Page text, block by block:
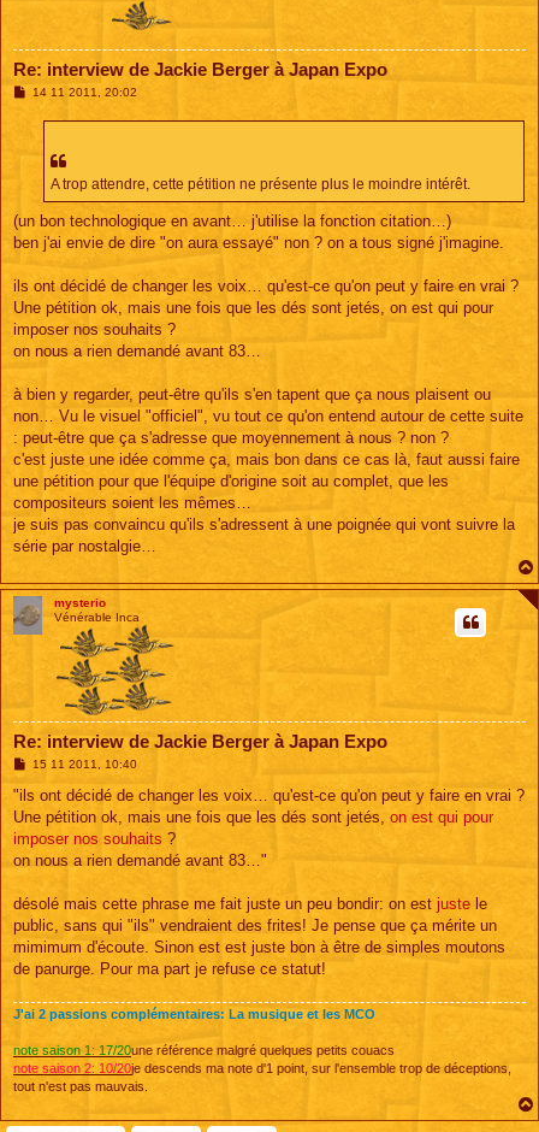
Re: interview de Jackie Berger à Japan Expo
M14 11 2011, 20:02
A trop attendre, cette pétition ne présente plus le moindre intérêt.
(un bon technologique en avant… j'utilise la fonction citation…)
ben j'ai envie de dire "on aura essayé" non ? on a tous signé j'imagine.
ils ont décidé de changer les voix… qu'est-ce qu'on peut y faire en vrai ?
Une pétition ok, mais une fois que les dés sont jetés, on est qui pour
imposer nos souhaits ?
on nous a rien demandé avant 83…
à bien y regarder, peut-être qu'ils s'en tapent que ça nous plaisent ou
non… Vu le visuel "officiel", vu tout ce qu'on entend autour de cette suite
: peut-être que ça s'adresse que moyennement à nous ? non ?
c'est juste une idée comme ça, mais bon dans ce cas là, faut aussi faire
une pétition pour que l'équipe d'origine soit au complet, que les
compositeurs soient les mêmes…
je suis pas convaincu qu'ils s'adressent à une poignée qui vont suivre la
série par nostalgie…
mysterio
Vénérable Inca
Re: interview de Jackie Berger à Japan Expo
M
s
a
g
e
15 11 2011, 10:40
"ils ont décidé de changer les voix… qu'est-ce qu'on peut y faire en vrai ?
Une pétition ok, mais une fois que les dés sont jetés, on est qui pour
imposer nos souhaits ?
on nous a rien demandé avant 83…"
désolé mais cette phrase me fait juste un peu bondir: on est juste le
public, sans qui "ils" vendraient des frites! Je pense que ça mérite un
mimimum d'écoute. Sinon est est juste bon à être de simples moutons
de panurge. Pour ma part je refuse ce statut!
J'ai 2 passions complémentaires: La musique et les MCO
note saison 1: 17/20une référence malgré quelques petits couacs
note saison 2: 10/20je descends ma note d'1 point, sur l'ensemble trop de déceptions,
tout n'est pas mauvais.